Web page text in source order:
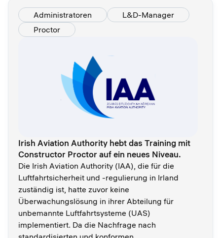
Administratoren
L&D-Manager
Proctor
Irish Aviation Authority hebt das Training mit
Constructor Proctor auf ein neues Niveau.
Die Irish Aviation Authority (IAA), die für die
Luftfahrtsicherheit und -regulierung in Irland
zuständig ist, hatte zuvor keine
Überwachungslösung in ihrer Abteilung für
unbemannte Luftfahrtsysteme (UAS)
implementiert. Da die Nachfrage nach